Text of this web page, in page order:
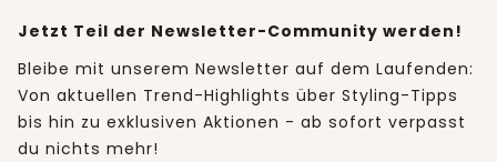
Jetzt Teil der Newsletter-Community werden!
Bleibe mit unserem Newsletter auf dem Laufenden:
Von aktuellen Trend-Highlights über Styling-Tipps
bis hin zu exklusiven Aktionen - ab sofort verpasst
du nichts mehr!